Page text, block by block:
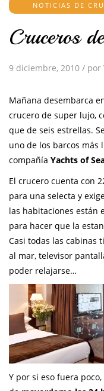
NOTICIAS DE
Cruceros
9 diciembre, 2010 / por
Mañana desembarca
crucero de super lujo,
que de seis estrellas.
uno de los barcos más
compañía Yachts of
El crucero cuenta con
para una selecta y
las habitaciones están
para hacer que la
Casi todas las cabinas
al mar, televisor
poder relajarse…
Y por si eso fuera